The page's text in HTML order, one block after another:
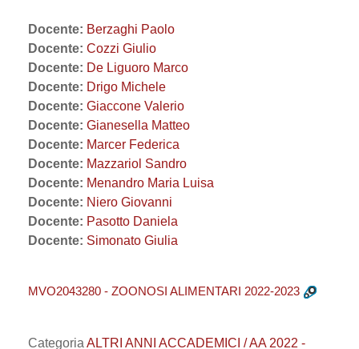
Docente: Berzaghi Paolo
Docente: Cozzi Giulio
Docente: De Liguoro Marco
Docente: Drigo Michele
Docente: Giaccone Valerio
Docente: Gianesella Matteo
Docente: Marcer Federica
Docente: Mazzariol Sandro
Docente: Menandro Maria Luisa
Docente: Niero Giovanni
Docente: Pasotto Daniela
Docente: Simonato Giulia
MVO2043280 - ZOONOSI ALIMENTARI 2022-2023
Categoria ALTRI ANNI ACCADEMICI / AA 2022 -